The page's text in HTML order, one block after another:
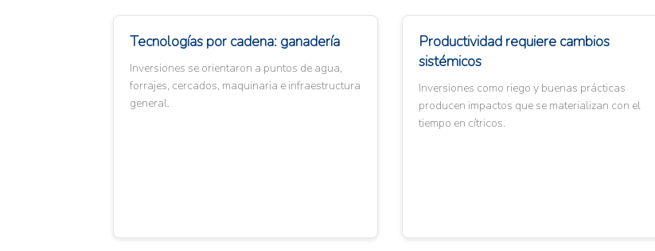
Tecnologías por cadena: ganadería
Inversiones se orientaron a puntos de agua,
forrajes, cercados, maquinaria e infraestructura
general.
Productividad requiere cambios
sistémicos
Inversiones como riego y buenas prácticas
producen impactos que se materializan con el
tiempo en cítricos.